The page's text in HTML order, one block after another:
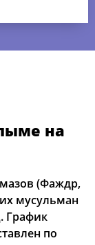
на
(Фаждр,
мусульман
График
по